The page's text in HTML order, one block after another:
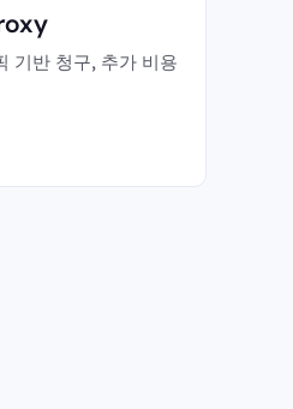
기반 청구, 추가 비용